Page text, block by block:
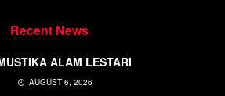
Recent News
ALAM LESTARI
AUGUST 6, 2026